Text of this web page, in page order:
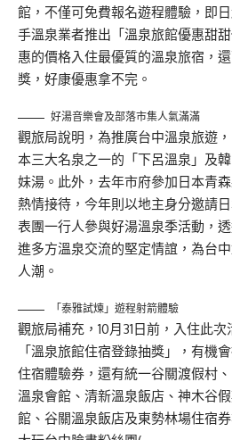
館，不僅可免費報名遊程體驗，即
手溫泉業者推出「溫泉旅館優惠甜
惠的價格入住最優質的溫泉旅宿，
獎，好康優惠拿不完。
好湯音樂會及部落市集人氣滿滿
觀旅局說明，為推廣台中溫泉旅遊
本三大名泉之一的「下呂溫泉」及
妹湯。此外，去年市府參加日本青
熱情接待，今年則以地主身分邀請
表團一行人參與好湯溫泉季活動，
進多方溫泉交流的堅定情誼，為台
人潮。
「泰雅試煉」遊程射箭體驗
觀旅局補充，10月31日前，入住此
「溫泉旅館住宿登錄抽獎」，有機
住宿體驗券，還有統一谷關渡假村
溫泉會館、清新溫泉飯店、神木谷
館、谷關溫泉飯店及東勢林場住宿